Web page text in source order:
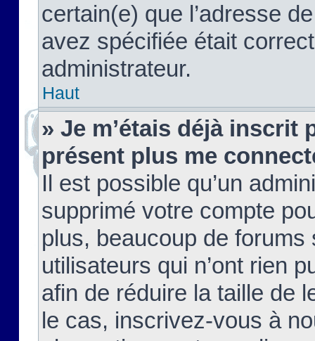
certain(e) que l’adresse
avez spécifiée était
administrateur.
Haut
» Je m’étais déjà inscrit
présent plus me
Il est possible qu’un
supprimé votre compte
plus, beaucoup de
utilisateurs qui n’ont rien
afin de réduire la taille de
le cas, inscrivez-vous à